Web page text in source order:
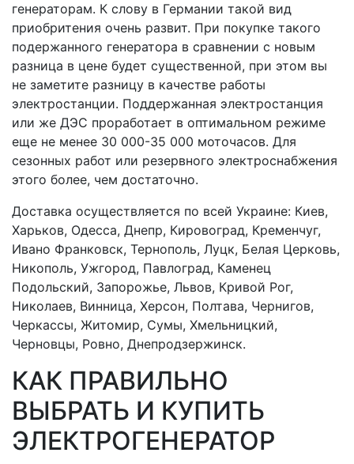
генераторам. К слову в Германии такой вид
приобритения очень развит. При покупке такого
подержанного генератора в сравнении с новым
разница в цене будет существенной, при этом вы
не заметите разницу в качестве работы
электростанции. Поддержанная электростанция
или же ДЭС проработает в оптимальном режиме
еще не менее 30 000-35 000 моточасов. Для
сезонных работ или резервного электроснабжения
этого более, чем достаточно.
Доставка осуществляется по всей Украине: Киев,
Харьков, Одесса, Днепр, Кировоград, Кременчуг,
Ивано Франковск, Тернополь, Луцк, Белая Церковь,
Никополь, Ужгород, Павлоград, Каменец
Подольский, Запорожье, Львов, Кривой Рог,
Николаев, Винница, Херсон, Полтава, Чернигов,
Черкассы, Житомир, Сумы, Хмельницкий,
Черновцы, Ровно, Днепродзержинск.
КАК ПРАВИЛЬНО
ВЫБРАТЬ И КУПИТЬ
ЭЛЕКТРОГЕНЕРАТОР